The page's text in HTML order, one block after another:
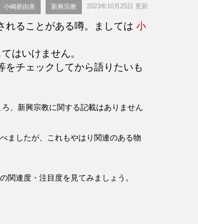
小嶋亜由美 新興宗教 2023年10月25日 更新
れることがある噂。ましては 小
はいけません。
チェックしてから語りたいも
、新興宗教に関する記載はありません
ましたが、これもやはり関連のある物
関連度・注目度を見てみましょう。